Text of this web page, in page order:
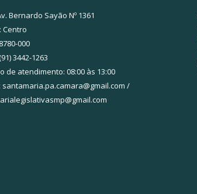
Bernardo Sayão Nº 1361
Centro
000
3442-1263
de atendimento: 08:00 às 13:00
santamaria.pa.camara@gmail.com /